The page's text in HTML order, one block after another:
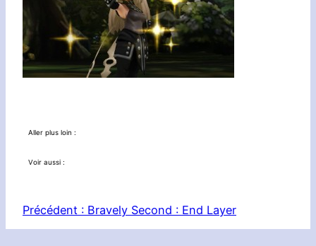
Aller plus loin :
Voir aussi :
Précédent : Bravely Second : End Layer